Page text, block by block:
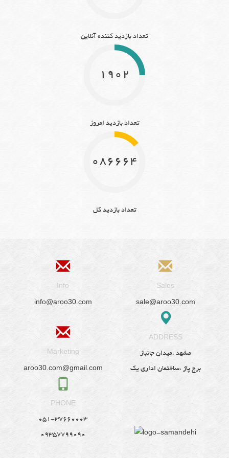
تعداد بازدید کننده آنلاین
1902
تعداد بازدید امروز
10866641
تعداد بازدید کل
Info
info@aroo30.com
Sales
sale@aroo30.com
Marketing
aroo30.com@gmail.com
ADDRESS
مشهد ،میدان جانباز
برج پاژ ،ساختمان اداری یک
PHONE
051-37660003
09357799090